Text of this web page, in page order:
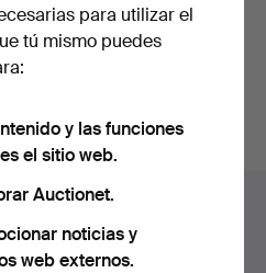
MA…
Subastado 8 oct 2025
5 pujas
de subastas concluidas.
para utilizar el
tú mismo puedes
y las funciones
el sitio web.
Auctionet.
noticias y
web externos.